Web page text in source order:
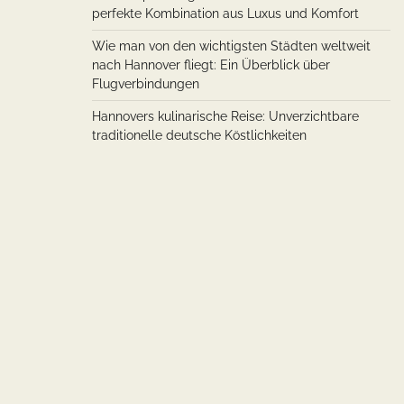
perfekte Kombination aus Luxus und Komfort
Wie man von den wichtigsten Städten weltweit
nach Hannover fliegt: Ein Überblick über
Flugverbindungen
Hannovers kulinarische Reise: Unverzichtbare
traditionelle deutsche Köstlichkeiten